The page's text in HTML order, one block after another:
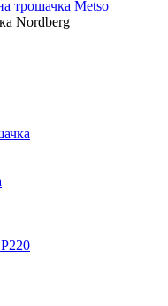
трошачка Metso
Nordberg